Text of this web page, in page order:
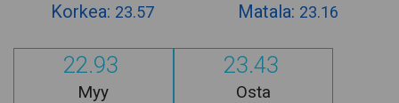
Korkea: 23.57 Matala: 23.16
22.93
Myy
23.43
Osta